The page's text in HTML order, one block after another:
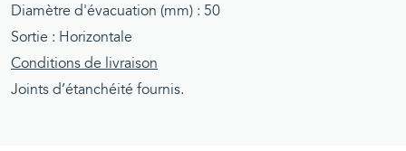
Diamètre d'évacuation (mm) : 50
Sortie : Horizontale
Conditions de livraison
Joints d’étanchéité fournis.